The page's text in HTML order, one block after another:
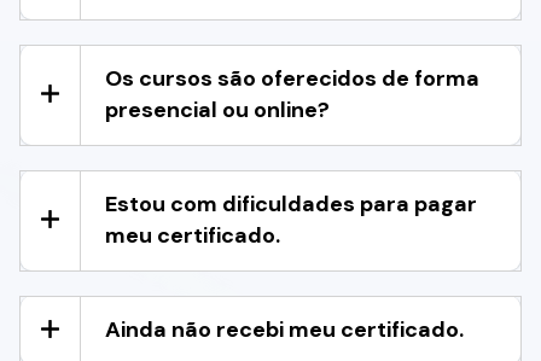
Os cursos são oferecidos de forma
presencial ou online?
Estou com dificuldades para pagar
meu certificado.
Ainda não recebi meu certificado.